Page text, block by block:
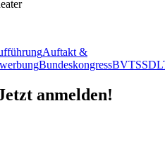
Auftakt &
BundeskongressBVTSSDL
anmelden!